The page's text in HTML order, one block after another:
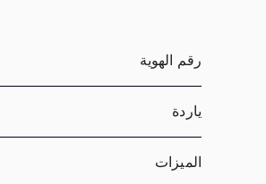
رقم الهوية
ياردة
الميزات